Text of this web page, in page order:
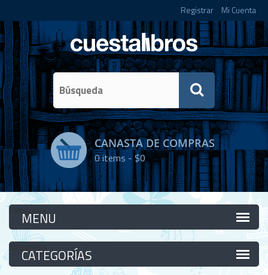
Registrar Mi Cuenta
CANASTA DE COMPRAS
0items -$0
Categorías
Categorías